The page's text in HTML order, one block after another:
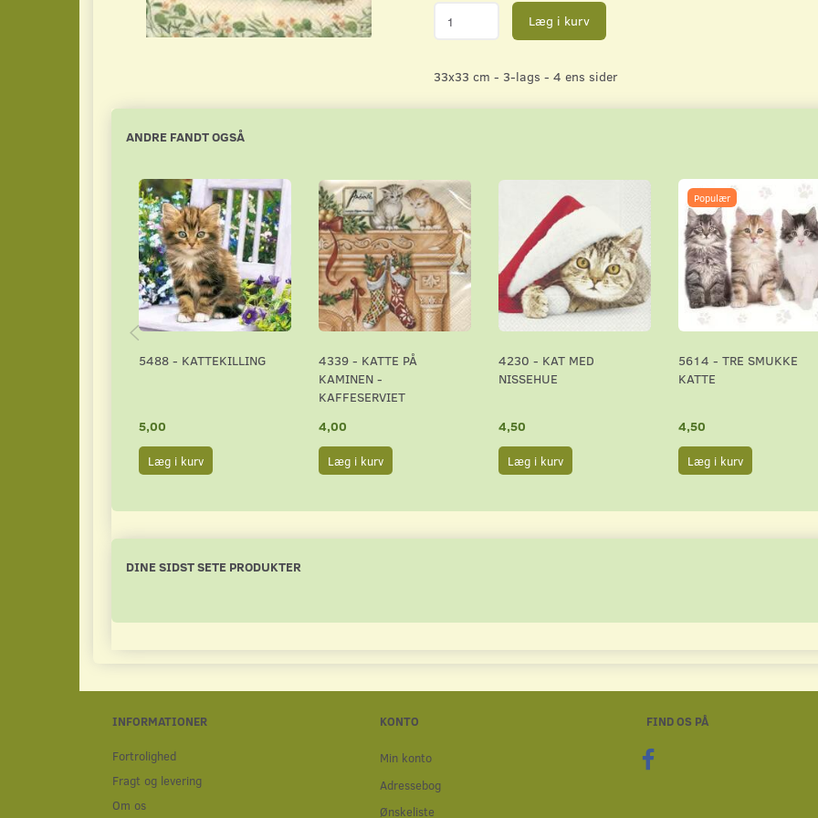
Læg i kurv
33x33 cm - 3-lags - 4 ens sider
ANDRE FANDT OGSÅ
5488 - KATTEKILLING
5,00
Læg i kurv
4339 - KATTE PÅ
KAMINEN -
KAFFESERVIET
4,00
Læg i kurv
4230 - KAT MED
NISSEHUE
4,50
Læg i kurv
Populær
5614 - TRE SMUKKE
KATTE
4,50
Læg i kurv
DINE SIDST SETE PRODUKTER
INFORMATIONER
Fortrolighed
Fragt og levering
Om os
KONTO
Min konto
Adressebog
Ønskeliste
FIND OS PÅ